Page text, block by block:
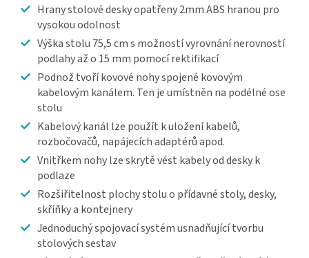
Hrany stolové desky opatřeny 2mm ABS hranou pro
vysokou odolnost
Výška stolu 75,5 cm s možností vyrovnání nerovností
podlahy až o 15 mm pomocí rektifikací
Podnož tvoří kovové nohy spojené kovovým
kabelovým kanálem. Ten je umístněn na podélné ose
stolu
Kabelový kanál lze použít k uložení kabelů,
rozbočovačů, napájecích adaptérů apod.
Vnitřkem nohy lze skrytě vést kabely od desky k
podlaze
Rozšiřitelnost plochy stolu o přídavné stoly, desky,
skříňky a kontejnery
Jednoduchý spojovací systém usnadňující tvorbu
stolových sestav